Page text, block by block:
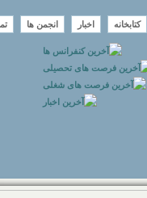
کتابخانه اخبار انجمن ها